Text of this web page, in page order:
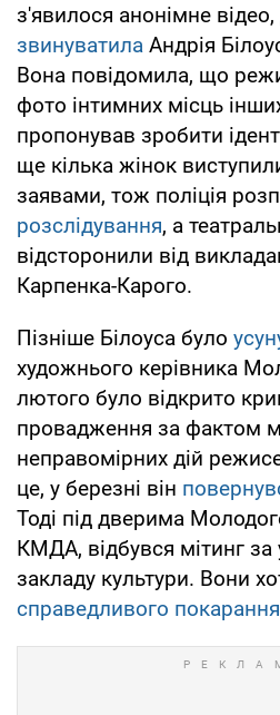
з'явилося анонімне
звинуватила Андрія
Вона повідомила, що
фото інтимних місць
пропонував зробити
ще кілька жінок
заявами, тож поліція
розслідування, а
відсторонили від
Карпенка-Карого.
Пізніше Білоуса було
художнього керівника
лютого було відкрито
провадження за фактом
неправомірних дій
це, у березні він
Тоді під дверима
КМДА, відбувся мітинг за
закладу культури. Вони
справедливого покарання